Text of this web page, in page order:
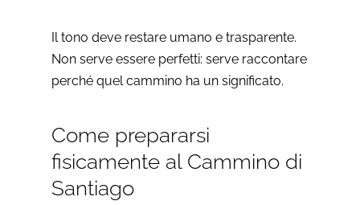
Il tono deve restare umano e trasparente.
Non serve essere perfetti: serve raccontare
perché quel cammino ha un significato.
Come prepararsi
fisicamente al Cammino di
Santiago